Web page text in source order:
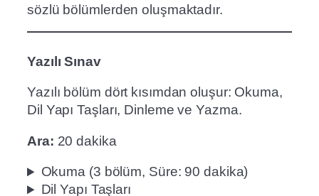
sözlü bölümlerden oluşmaktadır.
Yazılı Sınav
Yazılı bölüm dört kısımdan oluşur: Okuma,
Dil Yapı Taşları, Dinleme ve Yazma.
Ara: 20 dakika
Okuma (3 bölüm, Süre: 90 dakika)
Dil Yapı Taşları